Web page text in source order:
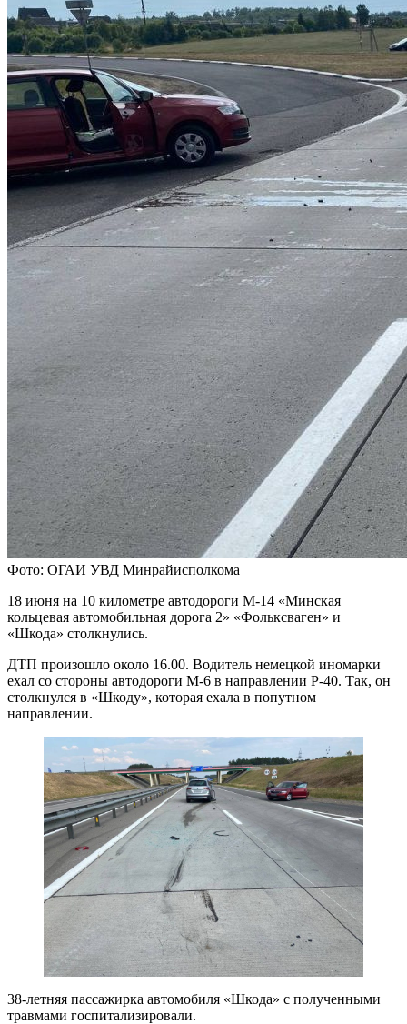
Фото: ОГАИ УВД Минрайисполкома
18 июня на 10 километре автодороги М-14 «Минская
кольцевая автомобильная дорога 2» «Фольксваген» и
«Шкода» столкнулись.
ДТП произошло около 16.00. Водитель немецкой иномарки
ехал со стороны автодороги М-6 в направлении Р-40. Так, он
столкнулся в «Шкоду», которая ехала в попутном
направлении.
38-летняя пассажирка автомобиля «Шкода» с полученными
травмами госпитализировали.